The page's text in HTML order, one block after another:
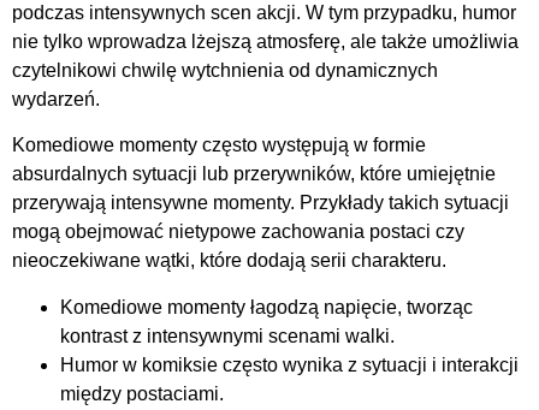
podczas intensywnych scen akcji. W tym przypadku, humor
nie tylko wprowadza lżejszą atmosferę, ale także umożliwia
czytelnikowi chwilę wytchnienia od dynamicznych
wydarzeń.
Komediowe momenty często występują w formie
absurdalnych sytuacji lub przerywników, które umiejętnie
przerywają intensywne momenty. Przykłady takich sytuacji
mogą obejmować nietypowe zachowania postaci czy
nieoczekiwane wątki, które dodają serii charakteru.
Komediowe momenty łagodzą napięcie, tworząc
kontrast z intensywnymi scenami walki.
Humor w komiksie często wynika z sytuacji i interakcji
między postaciami.